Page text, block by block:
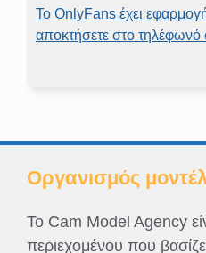
Το OnlyFans έχει
αποκτήσετε στο τηλέφωνό
Οργανισμός
Το Cam Model Agency
περιεχομένου που